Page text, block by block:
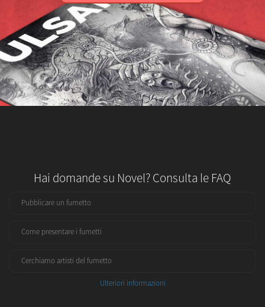
Hai domande su Novel? Consulta le FAQ
Pubblicare un fumetto
Come presentare i fumetti
Cerchiamo artisti del fumetto
Ulteriori informazioni